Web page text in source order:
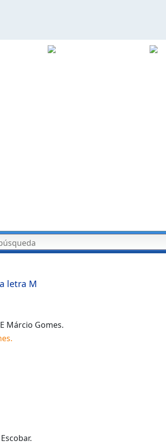
letra M
Márcio Gomes.
.
.